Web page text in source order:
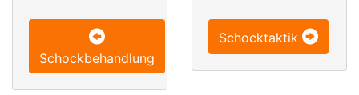
Schockbehandlung
Schocktaktik